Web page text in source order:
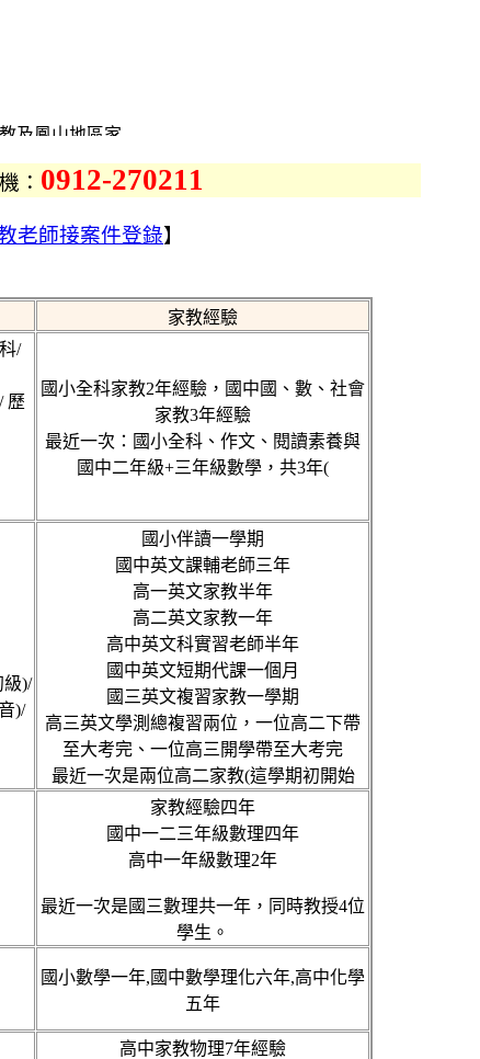
及鳳山地區家
中家教
化學家教、理化
家教網、鳳山區
起提供更優質的
區家教CASE的老
教仲介網站，鳳
教網提供鳳山各
師上門家教，一
： 0912-270211
老師接案件登錄】
家教經驗
/
歷
國小全科家教2年經驗，國中國、數、社會
家教3年經驗
最近一次：國小全科、作文、閱讀素養與
國中二年級+三年級數學，共3年(
級)/
)/
國小伴讀一學期
國中英文課輔老師三年
高一英文家教半年
高二英文家教一年
高中英文科實習老師半年
國中英文短期代課一個月
國三英文複習家教一學期
高三英文學測總複習兩位，一位高二下帶
至大考完、一位高三開學帶至大考完
最近一次是兩位高二家教(這學期初開始
家教經驗四年
國中一二三年級數理四年
高中一年級數理2年
最近一次是國三數理共一年，同時教授4位
學生。
國小數學一年,國中數學理化六年,高中化學
五年
高中家教物理7年經驗